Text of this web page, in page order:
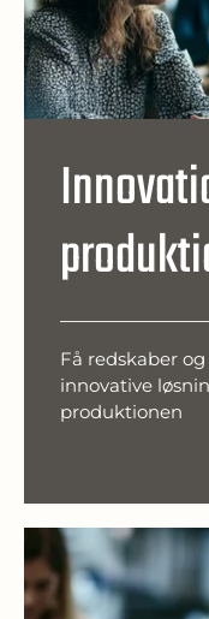
Få redskaber
innovative
produktionen